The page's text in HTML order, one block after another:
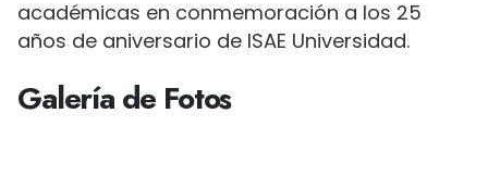
académicas en conmemoración a los 25
años de aniversario de ISAE Universidad.
Galería de Fotos